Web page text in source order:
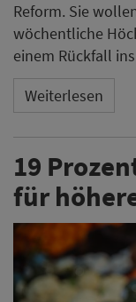
Reform. Sie
wöchentliche
einem Rückfall
Weiterlesen
19
für